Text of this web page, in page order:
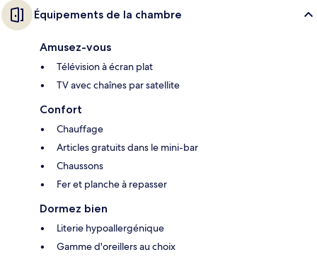
Équipements de la chambre
Amusez-vous
Télévision à écran plat
TV avec chaînes par satellite
Confort
Chauffage
Articles gratuits dans le mini-bar
Chaussons
Fer et planche à repasser
Dormez bien
Literie hypoallergénique
Gamme d'oreillers au choix